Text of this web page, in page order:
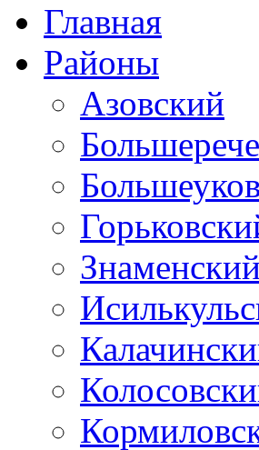
Главная
Районы
Азовский
Знаменский